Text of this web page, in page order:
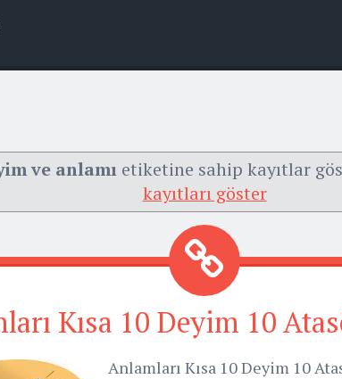
ve anlamıetiketine sahip kayıtlar
kayıtları göster
Kısa 10 Deyim 10
Anlamları Kısa 10 Deyim 10